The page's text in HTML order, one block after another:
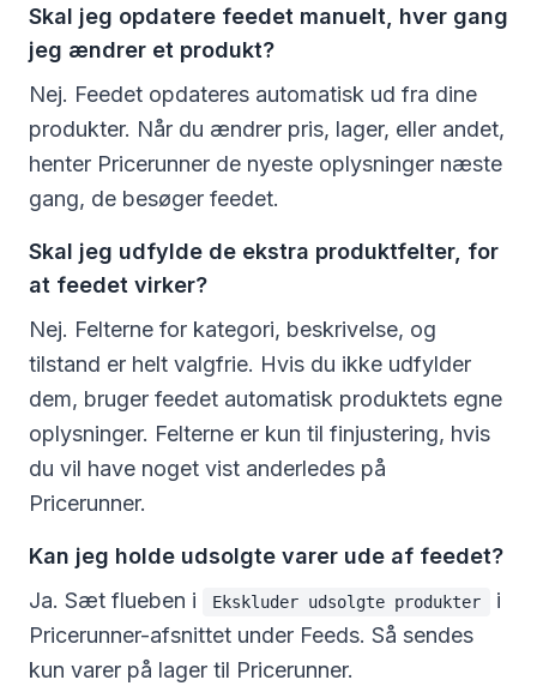
Skal jeg opdatere feedet manuelt, hver gang
jeg ændrer et produkt?
Nej. Feedet opdateres automatisk ud fra dine
produkter. Når du ændrer pris, lager, eller andet,
henter Pricerunner de nyeste oplysninger næste
gang, de besøger feedet.
Skal jeg udfylde de ekstra produktfelter, for
at feedet virker?
Nej. Felterne for kategori, beskrivelse, og
tilstand er helt valgfrie. Hvis du ikke udfylder
dem, bruger feedet automatisk produktets egne
oplysninger. Felterne er kun til finjustering, hvis
du vil have noget vist anderledes på
Pricerunner.
Kan jeg holde udsolgte varer ude af feedet?
Ja. Sæt flueben i
Ekskluder udsolgte produkter
i
Pricerunner-afsnittet under Feeds. Så sendes
kun varer på lager til Pricerunner.